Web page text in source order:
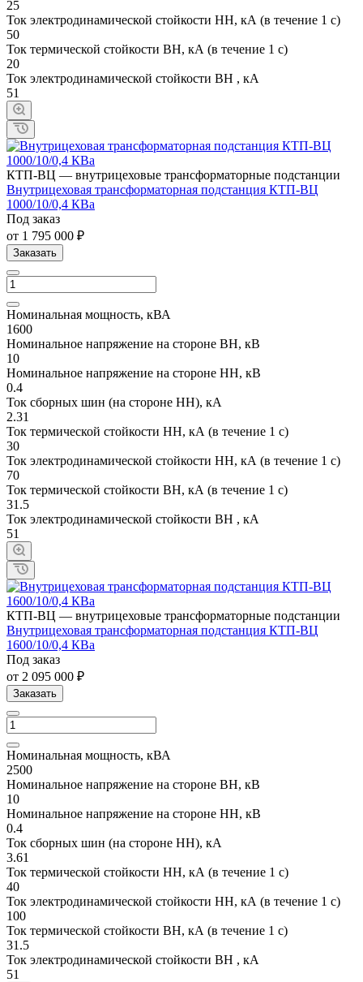
25
Ток электродинамической стойкости НН, кА (в течение 1 с)
50
Ток термической стойкости ВН, кА (в течение 1 с)
20
Ток электродинамической стойкости ВН , кА
51
КТП-ВЦ — внутрицеховые трансформаторные подстанции
Внутрицеховая трансформаторная подстанция КТП-ВЦ
1000/10/0,4 КВа
Под заказ
от 1 795 000 ₽
Заказать
Номинальная мощность, кВА
1600
Номинальное напряжение на стороне ВН, кВ
10
Номинальное напряжение на стороне НН, кВ
0.4
Ток сборных шин (на стороне НН), кА
2.31
Ток термической стойкости НН, кА (в течение 1 с)
30
Ток электродинамической стойкости НН, кА (в течение 1 с)
70
Ток термической стойкости ВН, кА (в течение 1 с)
31.5
Ток электродинамической стойкости ВН , кА
51
КТП-ВЦ — внутрицеховые трансформаторные подстанции
Внутрицеховая трансформаторная подстанция КТП-ВЦ
1600/10/0,4 КВа
Под заказ
от 2 095 000 ₽
Заказать
Номинальная мощность, кВА
2500
Номинальное напряжение на стороне ВН, кВ
10
Номинальное напряжение на стороне НН, кВ
0.4
Ток сборных шин (на стороне НН), кА
3.61
Ток термической стойкости НН, кА (в течение 1 с)
40
Ток электродинамической стойкости НН, кА (в течение 1 с)
100
Ток термической стойкости ВН, кА (в течение 1 с)
31.5
Ток электродинамической стойкости ВН , кА
51